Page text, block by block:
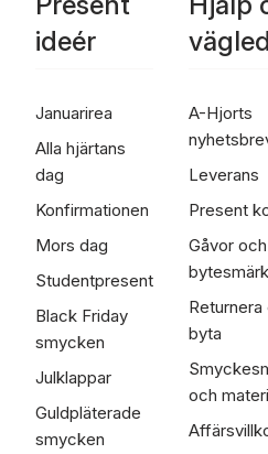
ideér
Januarirea
Alla hjärtans
dag
Konfirmationen
Mors dag
Studentpresent
Black Friday
smycken
Julklappar
Guldpläterade
smycken
A-Hjorts
Leverans
Present
Gåvor och
Returnera
byta
och